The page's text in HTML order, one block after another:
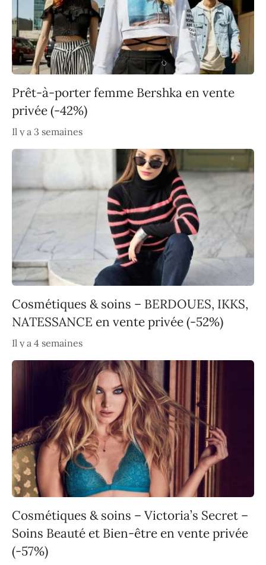
Prêt-à-porter femme Bershka en vente
privée (-42%)
Il y a 3 semaines
Cosmétiques & soins – BERDOUES, IKKS,
NATESSANCE en vente privée (-52%)
Il y a 4 semaines
Cosmétiques & soins – Victoria’s Secret –
Soins Beauté et Bien-être en vente privée
(-57%)